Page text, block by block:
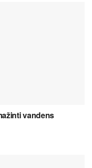
vandens